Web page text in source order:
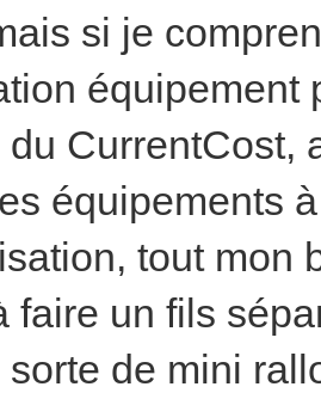
si je
équipement
CurrentCost,
équipements
tout mon
faire un fils
de mini